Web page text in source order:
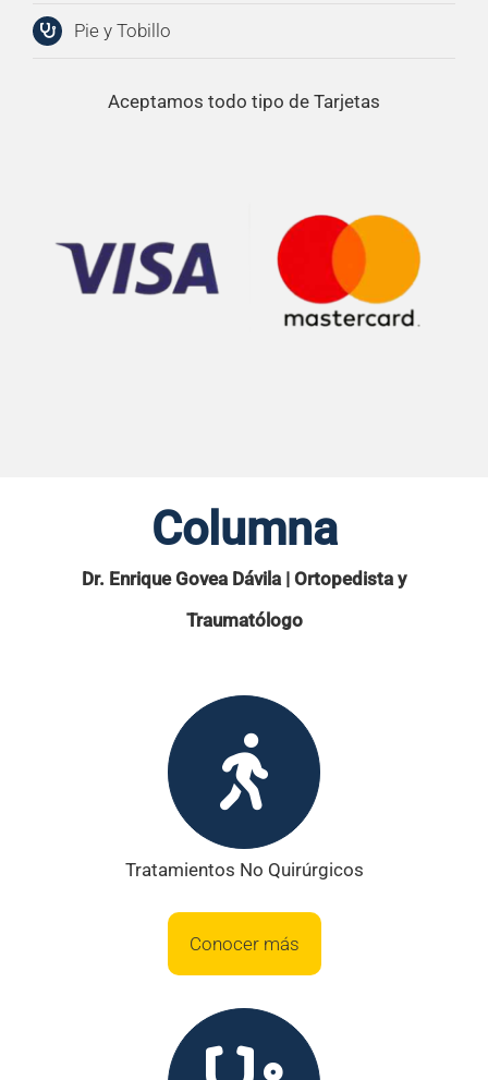
Pie y Tobillo
Aceptamos todo tipo de Tarjetas
Columna
Dr. Enrique Govea Dávila | Ortopedista y
Traumatólogo
Tratamientos No Quirúrgicos
Conocer más